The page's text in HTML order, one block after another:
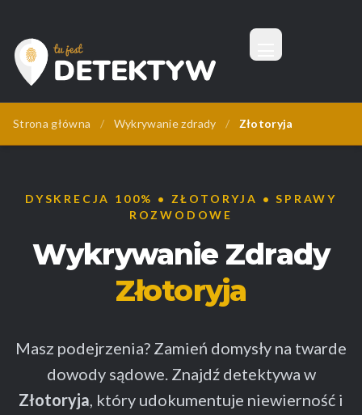
Tu Jest Detektyw
Menu
Strona główna / Wykrywanie zdrady / Złotoryja
DYSKRECJA 100% • ZŁOTORYJA • SPRAWY
ROZWODOWE
Wykrywanie Zdrady
Złotoryja
Masz podejrzenia? Zamień domysły na twarde
dowody sądowe. Znajdź detektywa w
Złotoryja, który udokumentuje niewierność i